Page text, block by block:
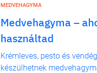
MEDVEHAGYMA
Medvehagyma –
használtad
Krémleves, pesto és
készülhetnek